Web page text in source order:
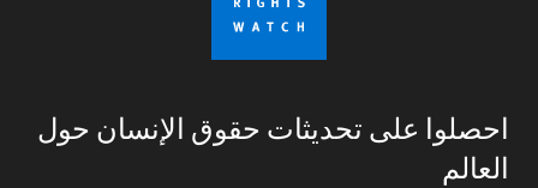
احصلوا على تحديثات حقوق الإنسان حول
العالم